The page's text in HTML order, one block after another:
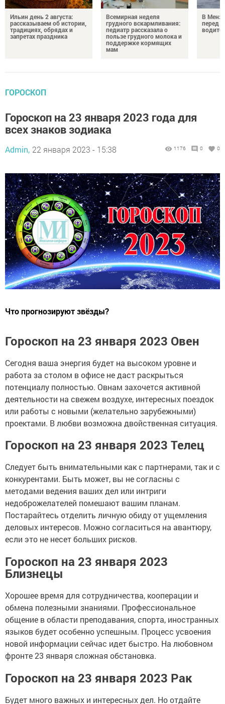
Ильин день 2 августа:
рассказываем об истории,
традициях, обрядах и
запретах праздника
Всемирная неделя
грудного вскармливания:
педиатр рассказала о
пользе грудного молока и
поддержке кормящих
мам
В
перед
ГОРОСКОП
Гороскоп на 23 января 2023 года для
всех знаков зодиака
Admin, 22 января 2023 - 15:38 1176 0 0
Что прогнозируют звёзды?
Гороскоп на 23 января 2023 Овен
Сегодня ваша энергия будет на высоком уровне и
работа за столом в офисе не даст раскрыться
потенциалу полностью. Овнам захочется активной
деятельности на свежем воздухе, интересных поездок
или работы с новыми (желательно зарубежными)
проектами. В любви возможна двойственная ситуация.
Гороскоп на 23 января 2023 Телец
Следует быть внимательными как с партнерами, так и с
конкурентами. Быть может, вы не согласны с
методами ведения ваших дел или интриги
недоброжелателей помешают вашим планам.
Постарайтесь отделить личную обиду от ущемления
деловых интересов. Можно согласиться на авантюру,
если это не несет больших рисков.
Гороскоп на 23 января 2023
Близнецы
Хорошее время для сотрудничества, кооперации и
обмена полезными знаниями. Профессиональное
общение в области преподавания, спорта, иностранных
языков будет особенно успешным. Процесс усвоения
новой информации сейчас идет быстро. На любовном
фронте 23 января сложная обстановка.
Гороскоп на 23 января 2023 Рак
Будет много важных и интересных дел. Но отдайте